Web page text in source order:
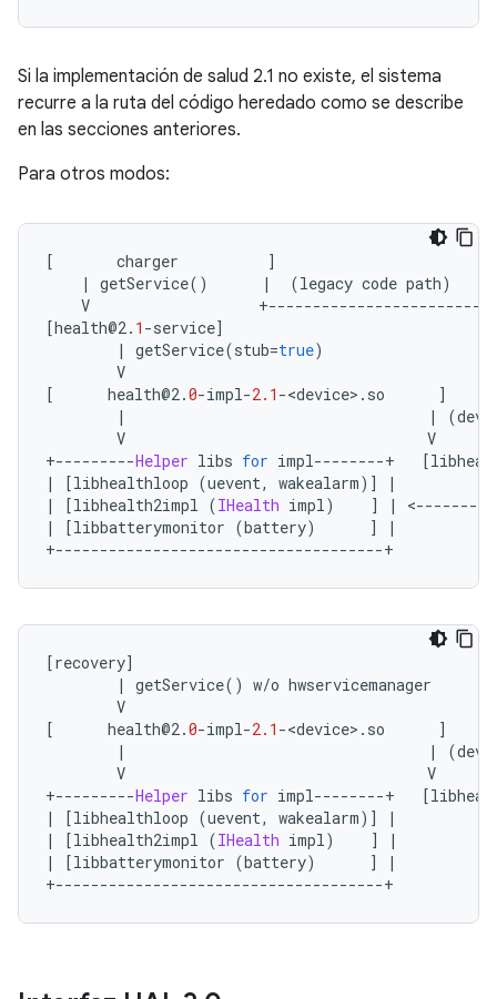
Si la implementación de salud 2.1 no existe, el sistema
recurre a la ruta del código heredado como se describe
en las secciones anteriores.
Para otros modos:
[ charger
]
|
getService() | (legacy code path)
V
[health@2. 1 -service]
|
getService(stub=true)
[
health@2.0-impl-2.1 -<device>. so
]
|
| (
V
+---------Helper libs for impl--------+ [
|
[libhealthloop (uevent, wakealarm)]
|
|
[libhealth2impl (IHealth impl) ] |
|
[libbatterymonitor (battery) ]
|
+-------------------------------------+
[recovery]
|
getService() w/o hwservicemanager
V
[
health@2.0-impl-2.1 -<device>. so
]
|
| (
V                                  V
+---------Helper libs for impl--------+ [
|
[libhealthloop (uevent, wakealarm)]
|
|
[libhealth2impl (IHealth impl) ]
|
|
[libbatterymonitor (battery) ]
|
+-------------------------------------+